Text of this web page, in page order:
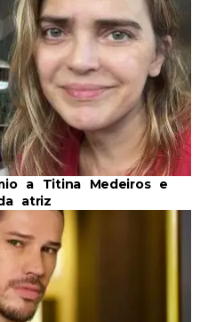
a Titina Medeiros e
atriz